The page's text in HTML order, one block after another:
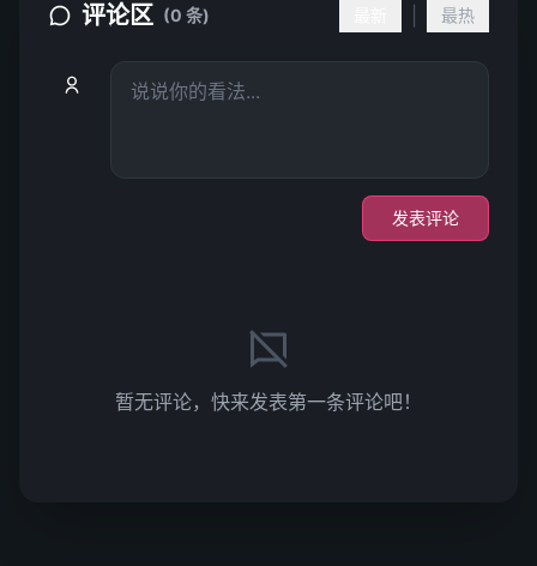
评论区 (0 条) 最热
发表评论
暂无评论，快来发表第一条评论吧！